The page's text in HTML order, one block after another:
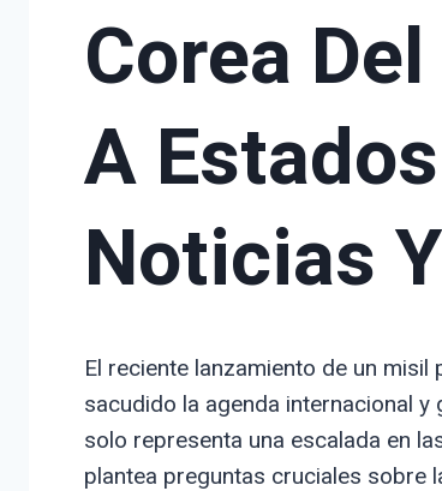
Corea
A
Noticias
El reciente lanzamiento de un
sacudido la agenda internacional
solo representa una escalada en
plantea preguntas cruciales sobre